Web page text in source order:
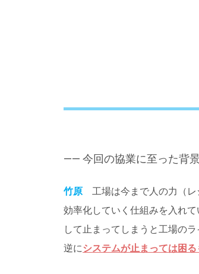
―― 今回の協業に至った背
竹原 工場は今まで人の力（
効率化していく仕組みを入れ
して止まってしまうと工場の
逆に システムが止まっては困